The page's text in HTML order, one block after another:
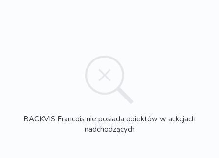
BACKVIS Francois nie posiada obiektów w aukcjach
nadchodzących